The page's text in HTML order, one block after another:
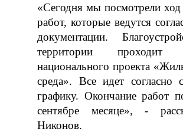
«Сегодня мы посмотрели ход
работ, которые ведутся
документации.
территории
национального проекта
среда». Все идет согласно
графику. Окончание работ
сентябре месяце», -
Никонов.